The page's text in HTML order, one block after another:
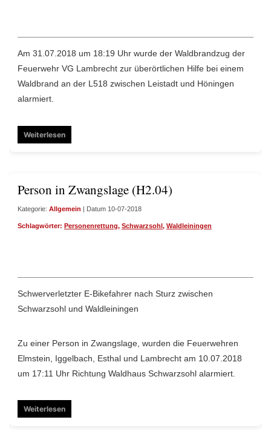
Am 31.07.2018 um 18:19 Uhr wurde der Waldbrandzug der
Feuerwehr VG Lambrecht zur überörtlichen Hilfe bei einem
Waldbrand an der L518 zwischen Leistadt und Höningen
alarmiert.
Weiterlesen
Person in Zwangslage (H2.04)
Kategorie: Allgemein | Datum 10-07-2018
Schlagwörter: Personenrettung, Schwarzsohl, Waldleiningen
Schwerverletzter E-Bikefahrer nach Sturz zwischen
Schwarzsohl und Waldleiningen
Zu einer Person in Zwangslage, wurden die Feuerwehren
Elmstein, Iggelbach, Esthal und Lambrecht am 10.07.2018
um 17:11 Uhr Richtung Waldhaus Schwarzsohl alarmiert.
Weiterlesen